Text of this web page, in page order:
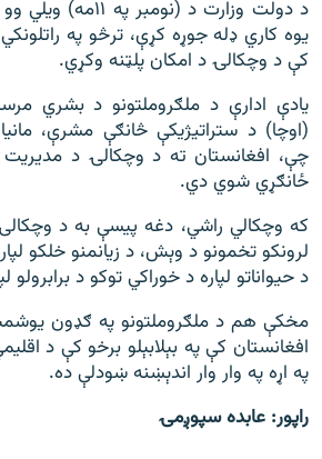
د دولت وزارت د
یوه کاري ډله جوړه کړې، ترڅو په
کې د وچکالۍ د امکان پلټنه وکړي.
یادې ادارې د ملګروملتونو د بشري
(اوچا) د ستراتیژیکې څانګې مشرې،
ځانګړي شوي دي.
که وچکالي راشي، دغه پیسې به د
لرونکو تخمونو د وېش، د زیانمنو خلکو
د حیواناتو لپاره د خوراکي توکو د برابرولو
مخکې هم د ملګروملتونو په ګډون یوشمېر
افغانستان کې په بېلابېلو برخو کې د
په اړه په وار وار اندېښنه ښودلې ده.
راپور: عابده سپوږمۍ